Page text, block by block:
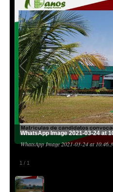
1 / 1
WhatsApp Image 2021-03-24 at
WhatsApp Image 2021-03-24 at